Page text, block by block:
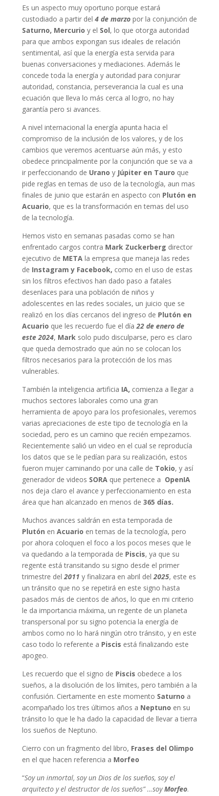
Es un aspecto muy oportuno porque estará
custodiado a partir del 4 de marzopor la conjunción de
Saturno, Mercurio y el Sol, lo que otorga autoridad
para que ambos expongan sus ideales de relación
sentimental, así que la energía esta servida para
buenas conversaciones y mediaciones. Además le
concede toda la energía y autoridad para conjurar
autoridad, constancia, perseverancia la cual es una
ecuación que lleva lo más cerca al logro, no hay
garantía pero si avances.
A nivel internacional la energía apunta hacia el
compromiso de la inclusión de los valores, y de los
cambios que veremos acentuarse aún más, y esto
obedece principalmente por la conjunción que se va a
ir perfeccionando de Urano y Júpiter en Tauro que
pide reglas en temas de uso de la tecnología, aun mas
finales de junio que estarán en aspecto con Plutón en
Acuario, que es la transformación en temas del uso
de la tecnología.
Hemos visto en semanas pasadas como se han
enfrentado cargos contra Mark Zuckerberg director
ejecutivo de META la empresa que maneja las redes
de Instagram y Facebook, como en el uso de estas
sin los filtros efectivos han dado paso a fatales
desenlaces para una población de niños y
adolescentes en las redes sociales, un juicio que se
realizó en los días cercanos del ingreso de Plutón en
Acuario que les recuerdo fue el día 22 de enero de
este 2024, Mark solo pudo disculparse, pero es claro
que queda demostrado que aún no se colocan los
filtros necesarios para la protección de los mas
vulnerables.
También la inteligencia artificia IA, comienza a llegar a
muchos sectores laborales como una gran
herramienta de apoyo para los profesionales, veremos
varias apreciaciones de este tipo de tecnología en la
sociedad, pero es un camino que recién empezamos.
Recientemente salió un video en el cual se reproducía
los datos que se le pedían para su realización, estos
fueron mujer caminando por una calle de Tokio, y así
generador de videos SORA que pertenece a OpenIA
nos deja claro el avance y perfeccionamiento en esta
área que han alcanzado en menos de 365 días.
Muchos avances saldrán en esta temporada de
Plutón en Acuario en temas de la tecnología, pero
por ahora coloquen el foco a los pocos meses que le
va quedando a la temporada de Piscis, ya que su
regente está transitando su signo desde el primer
trimestre del 2011 y finalizara en abril del 2025, este es
un tránsito que no se repetirá en este signo hasta
pasados más de cientos de años, lo que en mi criterio
le da importancia máxima, un regente de un planeta
transpersonal por su signo potencia la energía de
ambos como no lo hará ningún otro tránsito, y en este
caso todo lo referente a Piscis está finalizando este
apogeo.
Les recuerdo que el signo de Piscis obedece a los
sueños, a la disolución de los límites, pero también a la
confusión. Ciertamente en este momento Saturno a
acompañado los tres últimos años a Neptuno en su
tránsito lo que le ha dado la capacidad de llevar a tierra
los sueños de Neptuno.
Cierro con un fragmento del libro, Frases del Olimpo
en el que hacen referencia a Morfeo
“Soy un inmortal, soy un Dios de los sueños, soy el
arquitecto y el destructor de los sueños” …soyMorfeo.